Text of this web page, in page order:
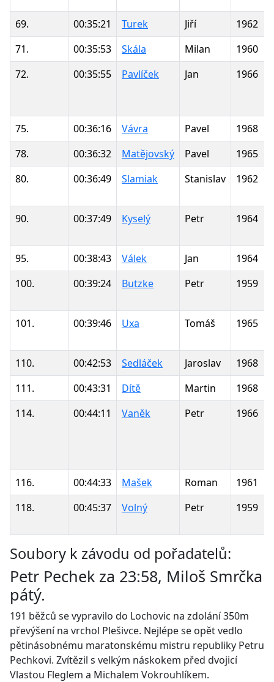
69. 00:35:21 Turek Jiří
1962
71.
00:35:53 Skála Milan
1960
72.
00:35:55 Pavlíček Jan 1966
75. 00:36:16 Vávra Pavel
1968
78.
00:36:32 Matějovský Pavel
1965
80.
00:36:49 Slamiak Stanislav 1962
90. 00:37:49 Kyselý Petr 1964
95. 00:38:43 Válek Jan
1964
100.
00:39:24 Butzke Petr 1959
101. 00:39:46 Uxa Tomáš 1965
110. 00:42:53 Sedláček Jaroslav
1968
111.
00:43:31 Dítě Martin
1968
114.
00:44:11 Vaněk Petr 1966
116. 00:44:33 Mašek Roman
1961
118.
00:45:37 Volný Petr 1959
Soubory k závodu od pořadatelů:
Petr Pechek za 23:58, Miloš Smrčka
pátý.
191 běžců se vypravilo do Lochovic na zdolání 350m
převýšení na vrchol Plešivce. Nejlépe se opět vedlo
pětinásobnému maratonskému mistru republiky Petru
Pechkovi. Zvítězil s velkým náskokem před dvojicí
Vlastou Fleglem a Michalem Vokrouhlíkem.